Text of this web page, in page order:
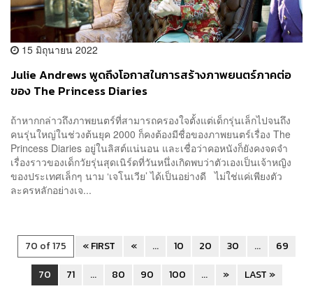
15 มิถุนายน 2022
Julie Andrews พูดถึงโอกาสในการสร้างภาพยนตร์ภาคต่อ
ของ The Princess Diaries
ถ้าหากกล่าวถึงภาพยนตร์ที่สามารถครองใจตั้งแต่เด็กรุ่นเล็กไปจนถึง
คนรุ่นใหญ่ในช่วงต้นยุค 2000 ก็คงต้องมีชื่อของภาพยนตร์เรื่อง The
Princess Diaries อยู่ในลิสต์แน่นอน และเชื่อว่าคอหนังก็ยังคงจดจำ
เรื่องราวของเด็กวัยรุ่นสุดเนิร์ดที่วันหนึ่งเกิดพบว่าตัวเองเป็นเจ้าหญิง
ของประเทศเล็กๆ นาม ‘เจโนเวีย’ ได้เป็นอย่างดี ไม่ใช่แค่เพียงตัว
ละครหลักอย่างเจ...
70 of 175 « FIRST « ... 10 20 30 ...
69
70
71 ... 80 90 100 ... » LAST »